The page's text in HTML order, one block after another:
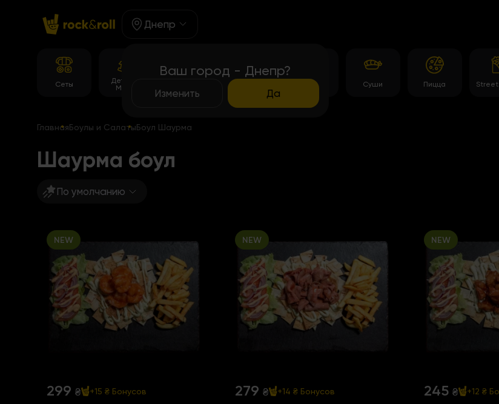
Днепр
Ваш город - Днепр?
Изменить Да
Сеты
Детское
Меню
Темпура
роллы
Суши Пицца Street
ГлавнаяБоулы и СалатыБоул Шаурма
Шаурма боул
По умолчанию
NEW
299 ₴ +15 ₴ Бонусов
NEW
279₴ +14 ₴ Бонусов
NEW
245 ₴ +12 ₴